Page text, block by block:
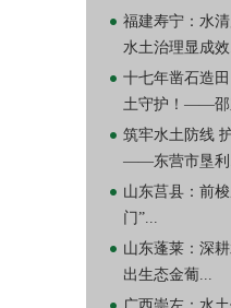
福建寿宁：水
水土治理显成
十七年凿石造
土守护！——邵
筑牢水土防线
——东营市垦利
山东莒县：前
门”...
山东蓬莱：深
出生态金葡...